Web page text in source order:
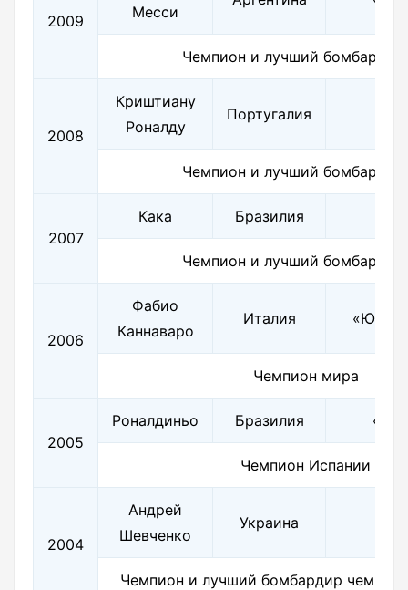
2009
Месси
Чемпион и лучший
2008
Криштиану
Роналду
Португалия
Чемпион и лучший
2007
Кака Бразилия
Чемпион и лучший
2006
Фабио
Каннаваро
Италия
Чемпион мира
2005
Роналдиньо Бразилия
Чемпион Испании
2004
Андрей
Шевченко
Украина
Чемпион и лучший бомбардир